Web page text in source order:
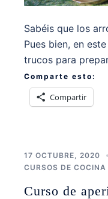
Sabéis que los
Pues bien, en
trucos para
Comparte esto:
Compartir
17 OCTUBRE, 2020
CURSOS DE
Curso de